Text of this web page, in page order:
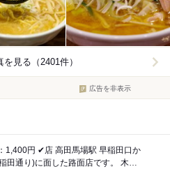
見る（2401件）
広告を非表示
り)に面した路面店です。 木目